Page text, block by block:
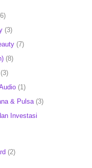
(3)
(7)
(8)
(3)
(1)
& Pulsa (3)
Investasi
(2)